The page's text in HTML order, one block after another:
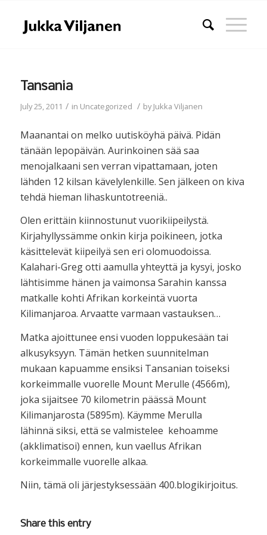
Tansania
July 25, 2011 / in Uncategorized / byJukka Viljanen
Maanantai on melko uutisköyhä päivä. Pidän
tänään lepopäivän. Aurinkoinen sää saa
menojalkaani sen verran vipattamaan, joten
lähden 12 kilsan kävelylenkille. Sen jälkeen on kiva
tehdä hieman lihaskuntotreeniä..
Olen erittäin kiinnostunut vuorikiipeilystä.
Kirjahyllyssämme onkin kirja poikineen, jotka
käsittelevät kiipeilyä sen eri olomuodoissa.
Kalahari-Greg otti aamulla yhteyttä ja kysyi, josko
lähtisimme hänen ja vaimonsa Sarahin kanssa
matkalle kohti Afrikan korkeintä vuorta
Kilimanjaroa. Arvaatte varmaan vastauksen…
Matka ajoittunee ensi vuoden loppukesään tai
alkusyksyyn. Tämän hetken suunnitelman
mukaan kapuamme ensiksi Tansanian toiseksi
korkeimmalle vuorelle Mount Merulle (4566m),
joka sijaitsee 70 kilometrin päässä Mount
Kilimanjarosta (5895m). Käymme Merulla
lähinnä siksi, että se valmistelee kehoamme
(akklimatisoi) ennen, kun vaellus Afrikan
korkeimmalle vuorelle alkaa.
Niin, tämä oli järjestyksessään 400.blogikirjoitus.
Share this entry